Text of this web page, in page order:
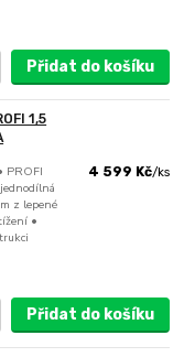
Přidat do košíku
1,5
PROFI
z lepené
•
4 599 Kč/ks
Přidat do košíku